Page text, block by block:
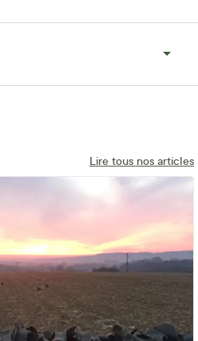
Lire tous nos articles